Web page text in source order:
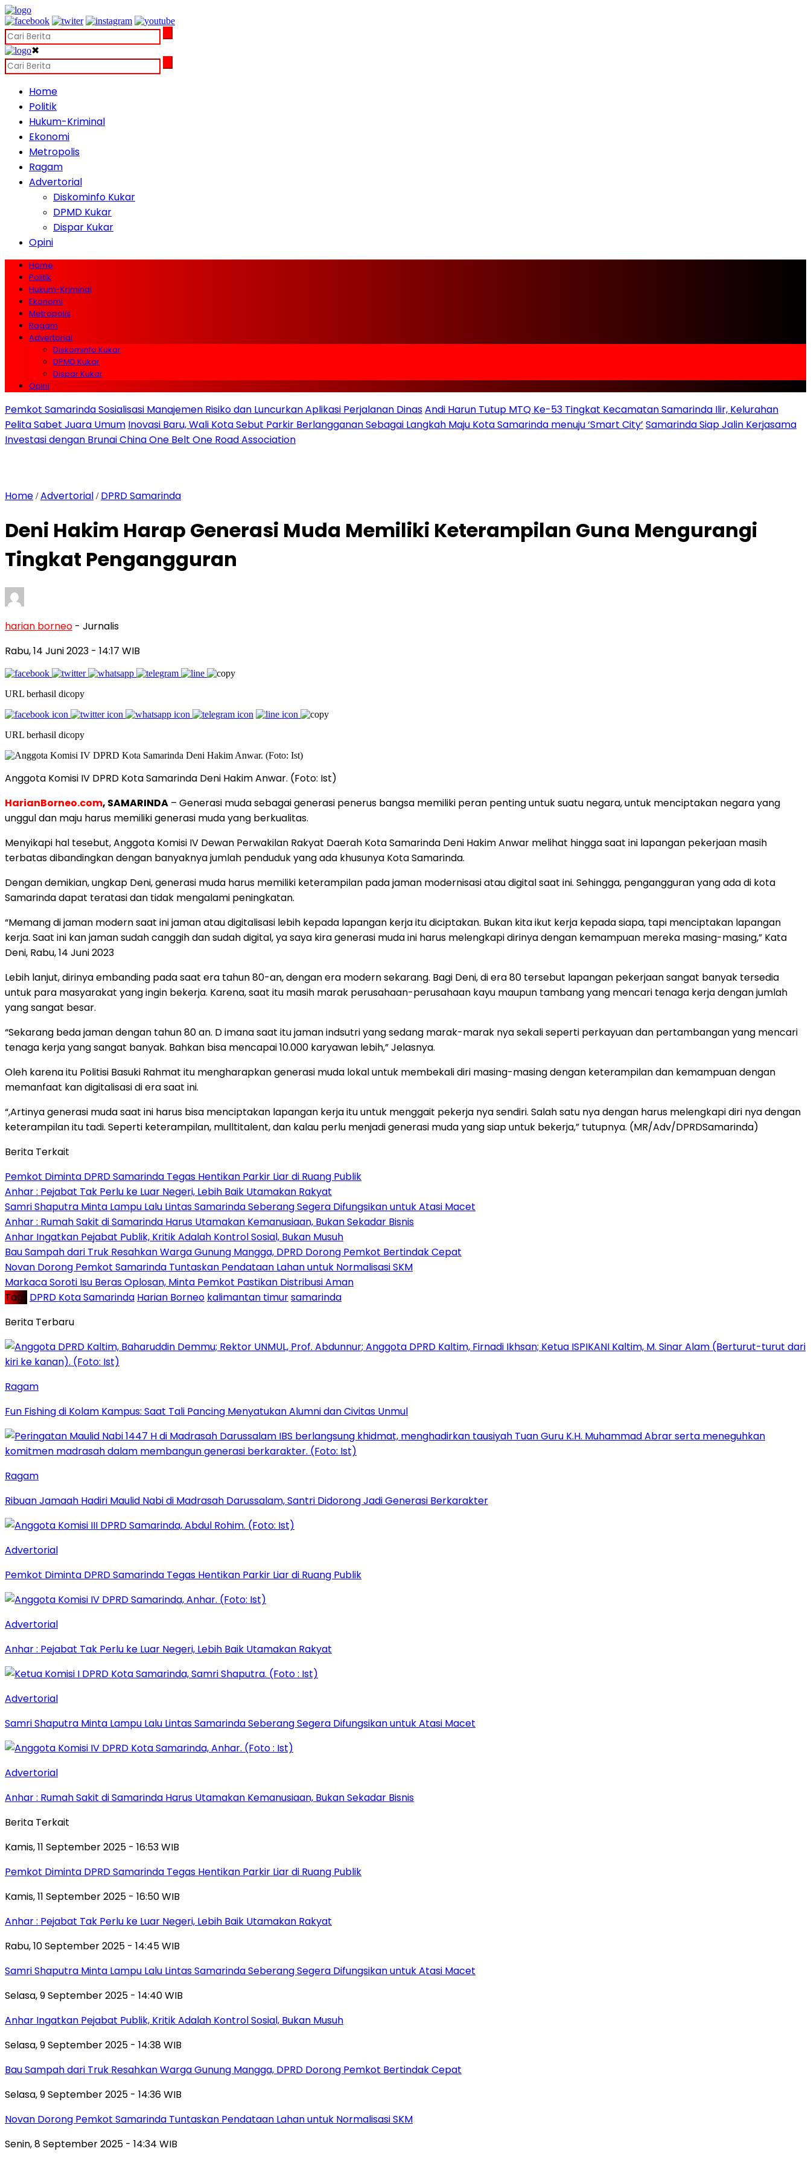
✖
Home
Politik
Hukum-Kriminal
Ekonomi
Metropolis
Ragam
Advertorial
Diskominfo Kukar
DPMD Kukar
Dispar Kukar
Opini
Home
Politik
Hukum-Kriminal
Ekonomi
Metropolis
Ragam
Advertorial
Diskominfo Kukar
DPMD Kukar
Dispar Kukar
Opini
Pemkot Samarinda Sosialisasi Manajemen Risiko dan Luncurkan Aplikasi Perjalanan DinasAndi Harun Tutup MTQ Ke-53 Tingkat Kecamatan Samarinda Ilir, Kelurahan
Pelita Sabet Juara Umum Inovasi Baru, Wali Kota Sebut Parkir Berlangganan Sebagai Langkah Maju Kota Samarinda menuju ‘Smart City’ Samarinda Siap Jalin Kerjasama
Investasi dengan Brunai China One Belt One Road Association
Home /Advertorial / DPRD Samarinda
Deni Hakim Harap Generasi Muda Memiliki Keterampilan Guna Mengurangi
Tingkat Pengangguran
harian borneo - Jurnalis
Rabu, 14 Juni 2023 - 14:17 WIB
URL berhasil dicopy
URL berhasil dicopy
Anggota Komisi IV DPRD Kota Samarinda Deni Hakim Anwar. (Foto: Ist)
HarianBorneo.com, SAMARINDA – Generasi muda sebagai generasi penerus bangsa memiliki peran penting untuk suatu negara, untuk menciptakan negara yang
unggul dan maju harus memiliki generasi muda yang berkualitas.
Menyikapi hal tesebut, Anggota Komisi IV Dewan Perwakilan Rakyat Daerah Kota Samarinda Deni Hakim Anwar melihat hingga saat ini lapangan pekerjaan masih
terbatas dibandingkan dengan banyaknya jumlah penduduk yang ada khusunya Kota Samarinda.
Dengan demikian, ungkap Deni, generasi muda harus memiliki keterampilan pada jaman modernisasi atau digital saat ini. Sehingga, pengangguran yang ada di kota
Samarinda dapat teratasi dan tidak mengalami peningkatan.
“Memang di jaman modern saat ini jaman atau digitalisasi lebih kepada lapangan kerja itu diciptakan. Bukan kita ikut kerja kepada siapa, tapi menciptakan lapangan
kerja. Saat ini kan jaman sudah canggih dan sudah digital, ya saya kira generasi muda ini harus melengkapi dirinya dengan kemampuan mereka masing-masing,” Kata
Deni, Rabu, 14 Juni 2023
Lebih lanjut, dirinya embanding pada saat era tahun 80-an, dengan era modern sekarang. Bagi Deni, di era 80 tersebut lapangan pekerjaan sangat banyak tersedia
untuk para masyarakat yang ingin bekerja. Karena, saat itu masih marak perusahaan-perusahaan kayu maupun tambang yang mencari tenaga kerja dengan jumlah
yang sangat besar.
“Sekarang beda jaman dengan tahun 80 an. D imana saat itu jaman indsutri yang sedang marak-marak nya sekali seperti perkayuan dan pertambangan yang mencari
tenaga kerja yang sangat banyak. Bahkan bisa mencapai 10.000 karyawan lebih,” Jelasnya.
Oleh karena itu Politisi Basuki Rahmat itu mengharapkan generasi muda lokal untuk membekali diri masing-masing dengan keterampilan dan kemampuan dengan
memanfaat kan digitalisasi di era saat ini.
“,Artinya generasi muda saat ini harus bisa menciptakan lapangan kerja itu untuk menggait pekerja nya sendiri. Salah satu nya dengan harus melengkapi diri nya dengan
keterampilan itu tadi. Seperti keterampilan, mulltitalent, dan kalau perlu menjadi generasi muda yang siap untuk bekerja,” tutupnya. (MR/Adv/DPRDSamarinda)
Berita Terkait
Pemkot Diminta DPRD Samarinda Tegas Hentikan Parkir Liar di Ruang Publik
Anhar : Pejabat Tak Perlu ke Luar Negeri, Lebih Baik Utamakan Rakyat
Samri Shaputra Minta Lampu Lalu Lintas Samarinda Seberang Segera Difungsikan untuk Atasi Macet
Anhar : Rumah Sakit di Samarinda Harus Utamakan Kemanusiaan, Bukan Sekadar Bisnis
Anhar Ingatkan Pejabat Publik, Kritik Adalah Kontrol Sosial, Bukan Musuh
Bau Sampah dari Truk Resahkan Warga Gunung Mangga, DPRD Dorong Pemkot Bertindak Cepat
Novan Dorong Pemkot Samarinda Tuntaskan Pendataan Lahan untuk Normalisasi SKM
Markaca Soroti Isu Beras Oplosan, Minta Pemkot Pastikan Distribusi Aman
Tag : DPRD Kota Samarinda Harian Borneo kalimantan timursamarinda
Berita Terbaru
Ragam
Fun Fishing di Kolam Kampus: Saat Tali Pancing Menyatukan Alumni dan Civitas Unmul
Ragam
Ribuan Jamaah Hadiri Maulid Nabi di Madrasah Darussalam, Santri Didorong Jadi Generasi Berkarakter
Advertorial
Pemkot Diminta DPRD Samarinda Tegas Hentikan Parkir Liar di Ruang Publik
Advertorial
Anhar : Pejabat Tak Perlu ke Luar Negeri, Lebih Baik Utamakan Rakyat
Advertorial
Samri Shaputra Minta Lampu Lalu Lintas Samarinda Seberang Segera Difungsikan untuk Atasi Macet
Advertorial
Anhar : Rumah Sakit di Samarinda Harus Utamakan Kemanusiaan, Bukan Sekadar Bisnis
Berita Terkait
Kamis, 11 September 2025 - 16:53 WIB
Pemkot Diminta DPRD Samarinda Tegas Hentikan Parkir Liar di Ruang Publik
Kamis, 11 September 2025 - 16:50 WIB
Anhar : Pejabat Tak Perlu ke Luar Negeri, Lebih Baik Utamakan Rakyat
Rabu, 10 September 2025 - 14:45 WIB
Samri Shaputra Minta Lampu Lalu Lintas Samarinda Seberang Segera Difungsikan untuk Atasi Macet
Selasa, 9 September 2025 - 14:40 WIB
Anhar Ingatkan Pejabat Publik, Kritik Adalah Kontrol Sosial, Bukan Musuh
Selasa, 9 September 2025 - 14:38 WIB
Bau Sampah dari Truk Resahkan Warga Gunung Mangga, DPRD Dorong Pemkot Bertindak Cepat
Selasa, 9 September 2025 - 14:36 WIB
Novan Dorong Pemkot Samarinda Tuntaskan Pendataan Lahan untuk Normalisasi SKM
Senin, 8 September 2025 - 14:34 WIB